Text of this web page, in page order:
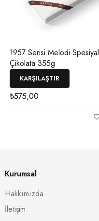
1957 Serisi Melodi Spesiyal
Çikolata 355g
KARŞILAŞTIR
₺575,00
Kurumsal
Hakkımızda
İletişim